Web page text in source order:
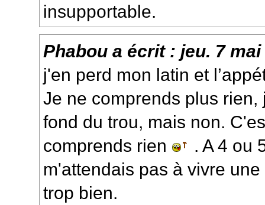
insupportable.
Phabou a écrit : jeu. 7
j'en perd mon latin et
Je ne comprends plus
fond du trou, mais non.
comprends rien
. A 4 ou
m'attendais pas à vivre
trop bien.